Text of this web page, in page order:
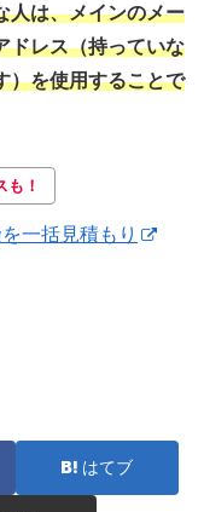
人は、メインのメー
ドレス（持っていな
）を使用することで
も！
一括見積もり
はてブ